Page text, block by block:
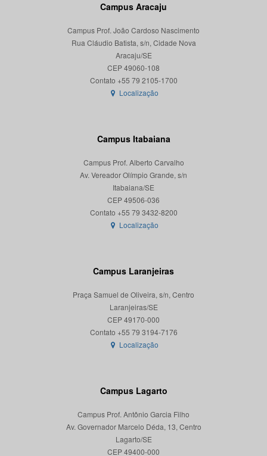
Campus Aracaju
Campus Prof. João Cardoso Nascimento
Rua Cláudio Batista, s/n, Cidade Nova
Aracaju/SE
CEP 49060-108
Localização
Campus Itabaiana
Campus Prof. Alberto Carvalho
Av. Vereador Olímpio Grande, s/n
Itabaiana/SE
CEP 49506-036
Localização
Campus Laranjeiras
Praça Samuel de Oliveira, s/n, Centro
Laranjeiras/SE
CEP 49170-000
Localização
Campus Lagarto
Campus Prof. Antônio Garcia Filho
Av. Governador Marcelo Déda, 13, Centro
Lagarto/SE
CEP 49400-000